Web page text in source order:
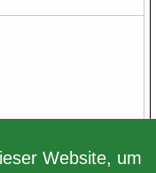
Website, um